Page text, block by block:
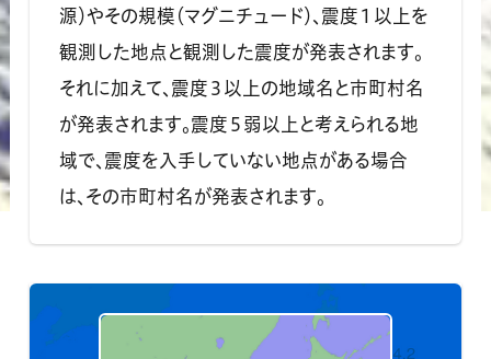
源）やその規模（マグニチュード）、震度１以上を
観測した地点と観測した震度が発表されます。
それに加えて、震度３以上の地域名と市町村名
が発表されます。震度５弱以上と考えられる地
域で、震度を入手していない地点がある場合
は、その市町村名が発表されます。